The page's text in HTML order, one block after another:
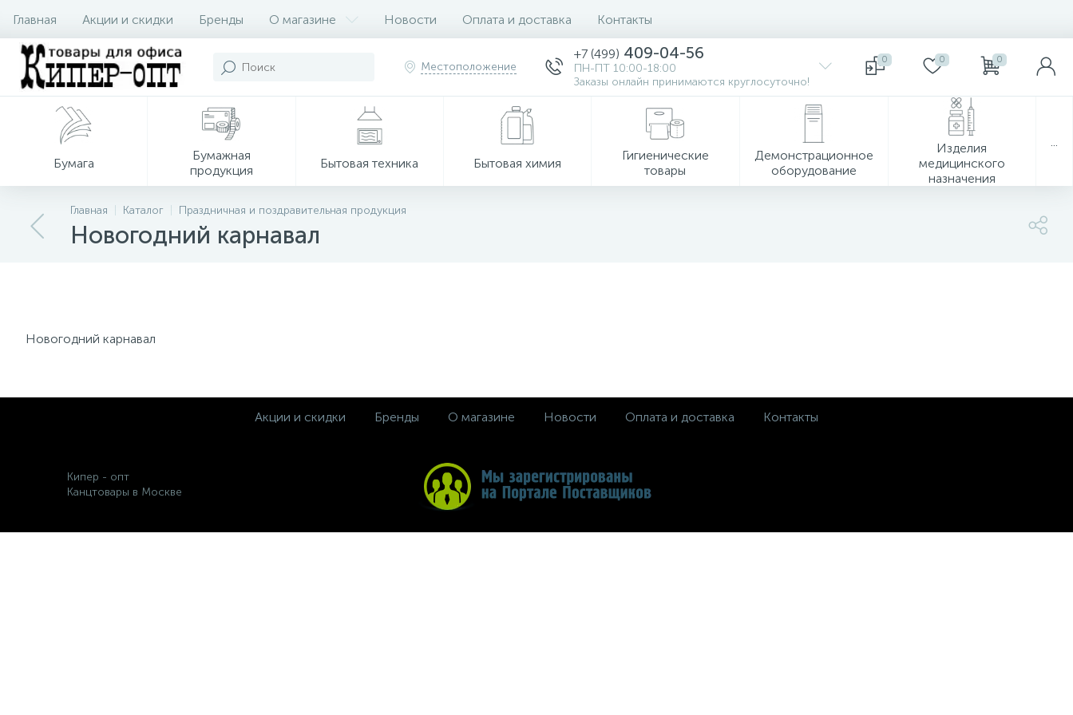
Главная Акции и скидки Бренды О магазине Новости Оплата и доставка Контакты
Местоположение
+7 (499) 409-04-56
ПН-ПТ 10:00-18:00
Заказы онлайн принимаются круглосуточно!
0 0 0
Бумага
Бумажная
продукция
Бытовая техника Бытовая химия
Гигиенические
товары
Демонстрационное
оборудование
Изделия
медицинского
назначения
Главная Каталог Праздничная и поздравительная продукция
Новогодний карнавал
Новогодний карнавал
Акции и скидки Бренды О магазине Новости Оплата и доставка Контакты
Кипер - опт
Канцтовары в Москве